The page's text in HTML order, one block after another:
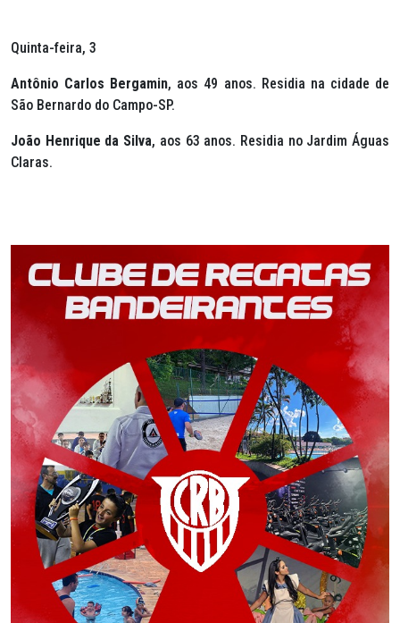
Quinta-feira, 3
Antônio Carlos Bergamin, aos 49 anos. Residia na cidade de
São Bernardo do Campo-SP.
João Henrique da Silva, aos 63 anos. Residia no Jardim Águas
Claras.